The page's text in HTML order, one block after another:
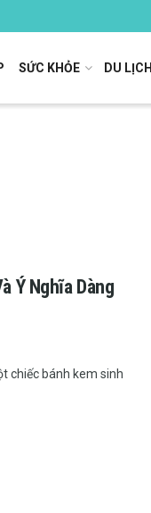
SỨC KHỎE DU LỊCH
Ý Nghĩa Dàng
chiếc bánh kem sinh